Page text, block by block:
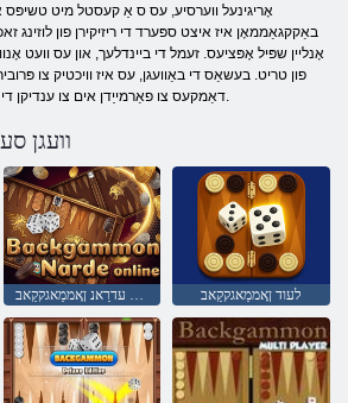
אָריגינעל ווערסיע, עס ס אַ קעסטל מיט טשיפּס
באַקקגאַממאָן איז איצט ספּערד די ריזיקירן פון לוזינג
אָנליין שפּיל אָפּציעס. זעמל די ביינדלעך, און עס וועט
פון טריט. בעשאַס די באַוועגן, עס איז וויכטיק צו
וועגן
ןיילנָא עדרַאנ ןָאממַאגקקַאב לעוד ןָאממַאגקקַאב